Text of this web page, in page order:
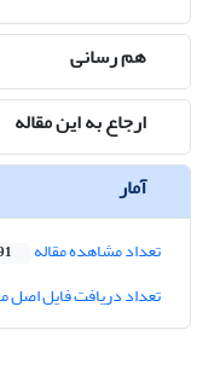
هم رسانی
ارجاع به این مقاله
آمار
تعداد مشاهده مقاله
تعداد دریافت فایل اصل